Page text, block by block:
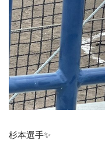
杉本選手✨